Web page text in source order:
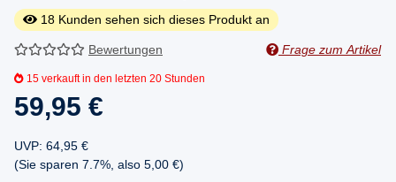
18 Kunden sehen sich dieses Produkt an
Bewertungen Frage zum Artikel
15 verkauft in den letzten 20 Stunden
59,95 €
UVP: 64,95 €
(Sie sparen 7.7% , also 5,00 €)